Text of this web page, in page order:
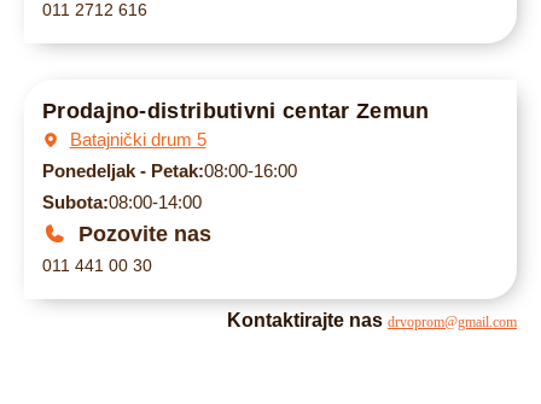
011 2712 616
Prodajno-distributivni centar Zemun
Batajnički drum 5
Ponedeljak - Petak:08:00-16:00
Subota:08:00-14:00
Pozovite nas
011 441 00 30
Kontaktirajte nas drvoprom@gmail.com